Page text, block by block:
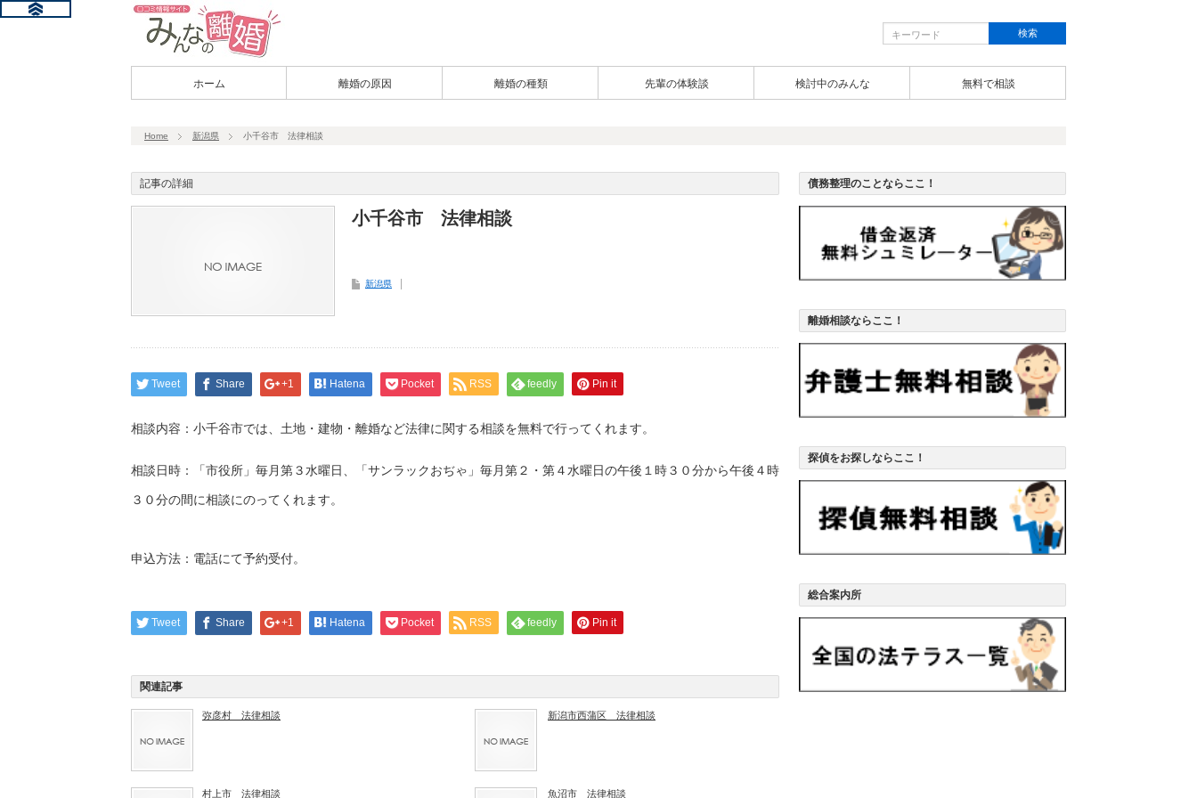
ホーム 離婚の原因 離婚の種類 先輩の体験談 検討中のみんな 無料で相談
Home 新潟県 小千谷市 法律相談
記事の詳細
小千谷市 法律相談
新潟県
Tweet Share +1 Hatena Pocket RSS feedly Pin it
相談内容：小千谷市では、土地・建物・離婚など法律に関する相談を無料で行ってくれます。
相談日時：「市役所」毎月第３水曜日、「サンラックおぢゃ」毎月第２・第４水曜日の午後１時３０分から午後４時
３０分の間に相談にのってくれます。
申込方法：電話にて予約受付。
Tweet Share +1 Hatena Pocket RSS feedly Pin it
関連記事
弥彦村 法律相談 新潟市西蒲区 法律相談
村上市 法律相談 魚沼市 法律相談
債務整理のことならここ！
離婚相談ならここ！
探偵をお探しならここ！
総合案内所